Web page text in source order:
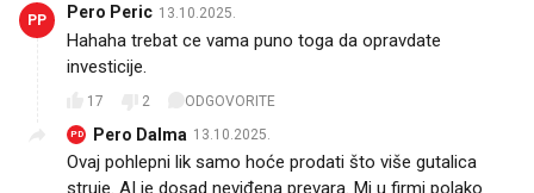
PP Pero Peric 13.10.2025.
Hahaha trebat ce vama puno toga da opravdate
investicije.
17 2 ODGOVORITE
PD Pero Dalma 13.10.2025.
Ovaj pohlepni lik samo hoće prodati što više gutalica
struje. AI je dosad neviđena prevara. Mi u firmi polako